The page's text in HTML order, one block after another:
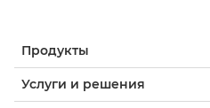
Продукты
Услуги и решения